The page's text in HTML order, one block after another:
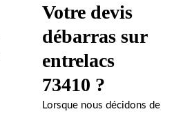
Votre devis
débarras sur
entrelacs
73410 ?
Lorsque nous décidons de